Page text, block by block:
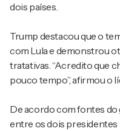
dois países.
Trump destacou que o
com Lula e demonstrou
tratativas. “Acredito que
pouco tempo”, afirmou o
De acordo com fontes
entre os dois presidentes